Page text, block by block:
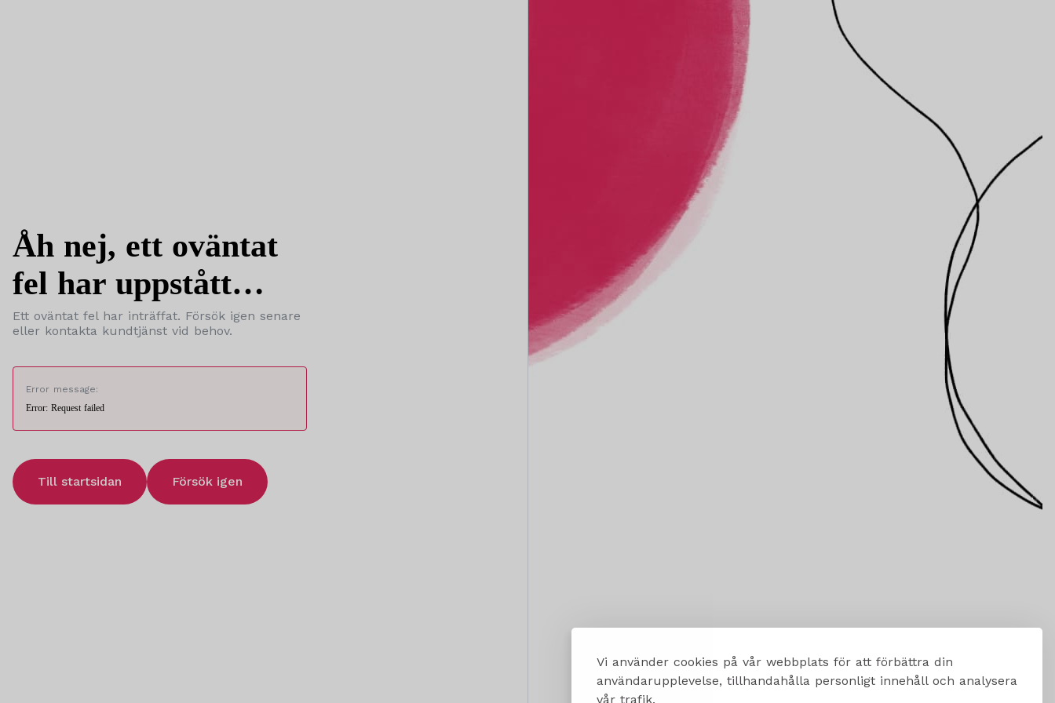
Vi använder cookies på vår webbplats för att förbättra din
användarupplevelse, tillhandahålla personligt innehåll och analysera
vår trafik.
Åh nej, ett oväntat
fel har uppstått…
Ett oväntat fel har inträffat. Försök igen senare
eller kontakta kundtjänst vid behov.
Error message:
Error: Request failed
Till startsidan Försök igen